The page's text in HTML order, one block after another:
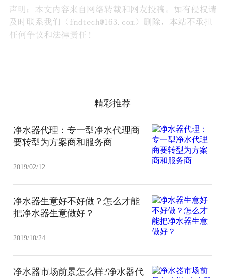
精彩推荐
净水器代理：专一型净水代理商
要转型为方案商和服务商
2019/02/12
净水器生意好不好做？怎么才能
把净水器生意做好？
2019/10/24
净水器市场前景怎么样?净水器代